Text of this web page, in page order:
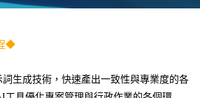
◆
詞生成技術，快速產出一致性與專業度的各